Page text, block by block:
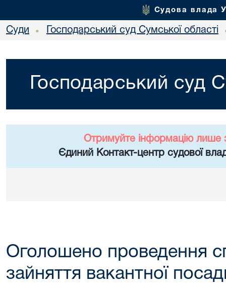
Судова влада
Суди • Господарський суд Сумської області
Господарський суд
Отримуйте інформацію лише
Єдиний Контакт-центр судової
Оголошено проведення
зайняття вакантної